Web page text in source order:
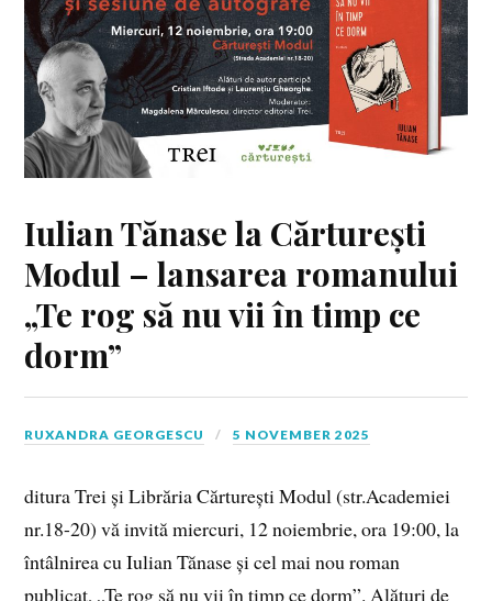
Iulian Tănase la Cărturești
Modul – lansarea romanului
„Te rog să nu vii în timp ce
dorm”
RUXANDRA GEORGESCU 5 NOVEMBER 2025
ditura Trei și Librăria Cărturești Modul (str.Academiei
nr.18-20) vă invită miercuri, 12 noiembrie, ora 19:00, la
întâlnirea cu Iulian Tănase și cel mai nou roman
publicat, „Te rog să nu vii în timp ce dorm”. Alături de